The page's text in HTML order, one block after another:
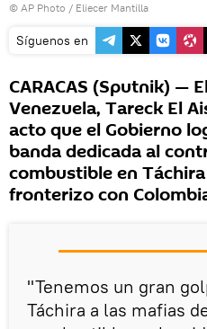
© AP Photo / Eliecer Mantilla
Síguenos en
CARACAS (Sputnik) —
Venezuela, Tareck El
acto que el Gobierno
banda dedicada al
combustible en
fronterizo con
"Tenemos un gran
Táchira a las mafias